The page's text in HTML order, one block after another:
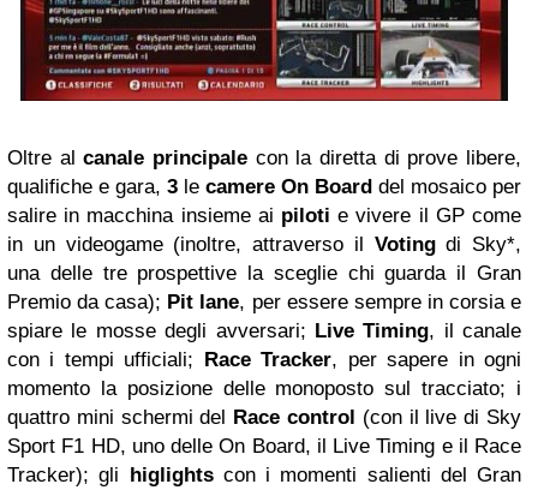
Oltre alcanale principale con la diretta di prove libere,
qualifiche e gara, 3 le camere On Board del mosaico per
salire in macchina insieme ai piloti e vivere il GP come
in un videogame (inoltre, attraverso il Votingdi Sky*,
una delle tre prospettive la sceglie chi guarda il Gran
Premio da casa); Pit lane, per essere sempre in corsia e
spiare le mosse degli avversari; Live Timing, il canale
con i tempi ufficiali; Race Tracker, per sapere in ogni
momento la posizione delle monoposto sul tracciato; i
quattro mini schermi del Race control (con il live di Sky
Sport F1 HD, uno delle On Board, il Live Timing e il Race
Tracker); gli higlightscon i momenti salienti del Gran